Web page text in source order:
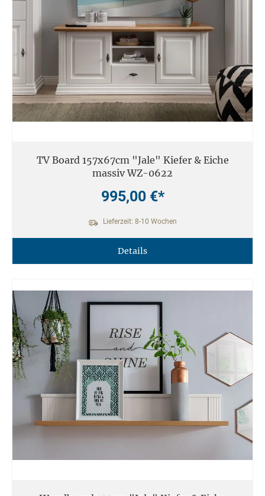
TV Board 157x67cm "Jale" Kiefer & Eiche
massiv WZ-0622
995,00 €*
Lieferzeit: 8-10 Wochen
Details